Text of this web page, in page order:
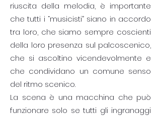
riuscita della melodia, è importante
che tutti i “musicisti” siano in accordo
tra loro, che siamo sempre coscienti
della loro presenza sul palcoscenico,
che si ascoltino vicendevolmente e
che condividano un comune senso
del ritmo scenico.
La scena è una macchina che può
funzionare solo se tutti gli ingranaggi